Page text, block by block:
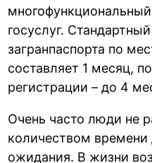
госуслуг.
загранпаспорта по
составляет 1 месяц,
регистрации – до 4
Очень часто люди не
количеством времени
ожидания. В жизни